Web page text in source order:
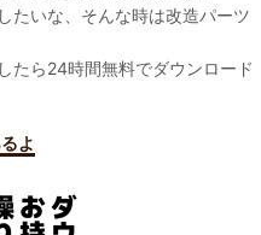
たいな、そんな時は改造パーツ
たら24時間無料でダウンロード
よ